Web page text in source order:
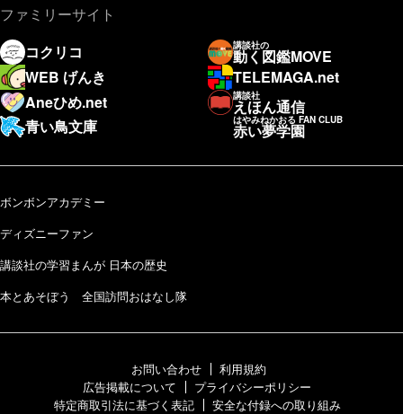
ファミリーサイト
コクリコ
講談社の
動く図鑑MOVE
WEB げんき
TELEMAGA.net
Aneひめ.net
講談社
えほん通信
青い鳥文庫
はやみねかおる FAN CLUB
赤い夢学園
ボンボンアカデミー
ディズニーファン
講談社の学習まんが 日本の歴史
本とあそぼう 全国訪問おはなし隊
お問い合わせ
利用規約
広告掲載について
プライバシーポリシー
特定商取引法に基づく表記
安全な付録への取り組み